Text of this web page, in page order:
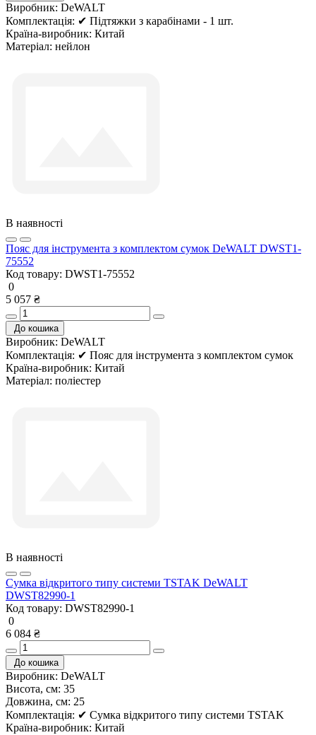
Виробник: DeWALT
Комплектація: ✔ Підтяжки з карабінами - 1 шт.
Країна-виробник: Китай
Матеріал: нейлон
В наявності
Пояс для інструмента з комплектом сумок DeWALT DWST1-
75552
Код товару: DWST1-75552
0
5 057 ₴
До кошика
Виробник: DeWALT
Комплектація: ✔ Пояс для інструмента з комплектом сумок
Країна-виробник: Китай
Матеріал: поліестер
В наявності
Сумка відкритого типу системи TSTAK DeWALT
DWST82990-1
Код товару: DWST82990-1
0
6 084 ₴
До кошика
Виробник: DeWALT
Висота, см: 35
Довжина, см: 25
Комплектація: ✔ Сумка відкритого типу системи TSTAK
Країна-виробник: Китай